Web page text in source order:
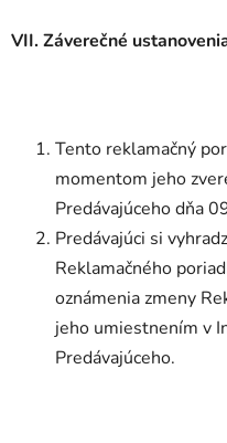
VII. Záverečné
Tento reklamačný
momentom jeho
Predávajúceho dňa
Predávajúci si
Reklamačného
oznámenia zmeny
jeho umiestnením v
Predávajúceho.